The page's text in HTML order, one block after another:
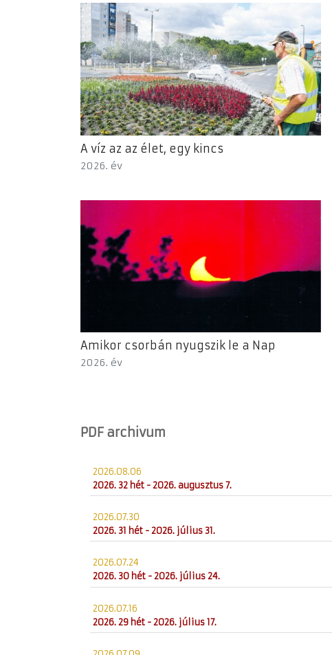
A víz az az élet, egy kincs
2026. év
Amikor csorbán nyugszik le a Nap
2026. év
PDF archivum
2026.08.06
2026. 32 hét - 2026. augusztus 7.
2026.07.30
2026. 31 hét - 2026. július 31.
2026.07.24
2026. 30 hét - 2026. július 24.
2026.07.16
2026. 29 hét - 2026. július 17.